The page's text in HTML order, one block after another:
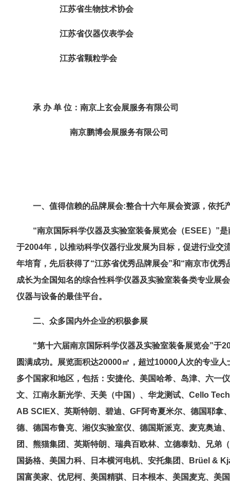
江苏省生物技术协会
江苏省仪器仪表学会
江苏省颗粒学会
承 办 单 位：南京上玄会展服务有限公司
南京鹏博会展服务有限公司
一、 值得信赖的品牌展会:整合十六年展会资源，依托
“南京国际科学仪器及实验室装备展览会（ ESEE）”
于2004年，以推动科学仪器行业发展为目标，促进行业交
年培育，先后获得了“江苏省优秀品牌展会”和“南京市优
成长为全国知名的综合性科学仪器及实验室装备类专业展
仪器与设备的最佳平台。
二、众多国内外企业的积极参展
“第十六届南京国际科学仪器及实验室装备展览会”于
圆满成功。展览面积达20000㎡，超过10000人次的专业
多个国家和地区，包括：安捷伦、美国哈希、岛津、六一
文、江南永新光学、天美（中国）、华龙测试、 Cello
AB SCIEX、英斯特朗、碧迪、 GF阿奇夏米尔、德国耶拿
德、德国布鲁克、湘仪实验室仪、德国斯派克、麦克奥迪
团、熊猫集团、英斯特朗、瑞典百欧林、立德泰勀、兄弟
国扬格、美国力科、日本横河电机、安托集团、Brüel &
国富美家、优尼柯、美国精骐、日本根本、美国麦克、美